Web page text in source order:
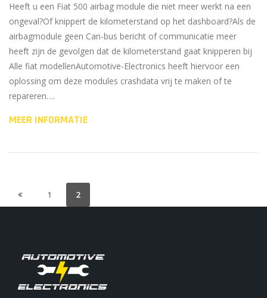
Heeft u een Fiat 500 airbag module die niet meer werkt na een
ongeval?Of knippert de kilometerstand op het dashboard?Als de
airbagmodule geen Can-bus bericht of communicatie meer
heeft zijn de gevolgen dat de kilometerstand gaat knipperen bij
Alle fiat modellenAutomotive-Electronics heeft hiervoor een
oplossing om deze modules crashdata vrij te maken of te
repareren….
MEER INFORMATIE
1 2